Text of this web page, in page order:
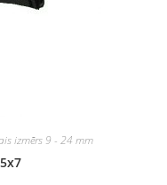
izmērs 9 - 24 mm